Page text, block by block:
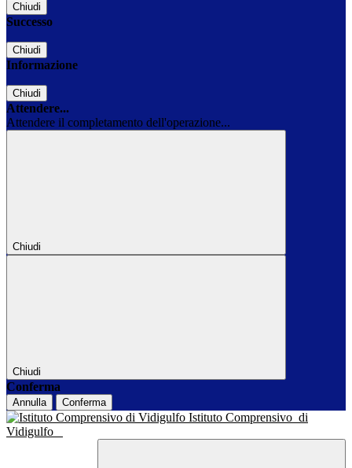
Chiudi
Successo
Chiudi
Informazione
Chiudi
Attendere...
Attendere il completamento dell'operazione...
Chiudi
Chiudi
Conferma
Annulla Conferma
Istituto Comprensivo di
Vidigulfo